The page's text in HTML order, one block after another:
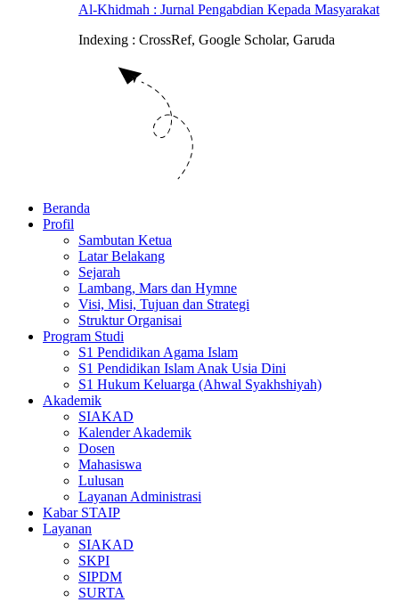
Al-Khidmah : Jurnal Pengabdian Kepada Masyarakat
Indexing : CrossRef, Google Scholar, Garuda
Beranda
Profil
Sambutan Ketua
Latar Belakang
Sejarah
Lambang, Mars dan Hymne
Visi, Misi, Tujuan dan Strategi
Struktur Organisai
Program Studi
S1 Pendidikan Agama Islam
S1 Pendidikan Islam Anak Usia Dini
S1 Hukum Keluarga (Ahwal Syakhshiyah)
Akademik
SIAKAD
Kalender Akademik
Dosen
Mahasiswa
Lulusan
Layanan Administrasi
Kabar STAIP
Layanan
SIAKAD
SKPI
SIPDM
SURTA